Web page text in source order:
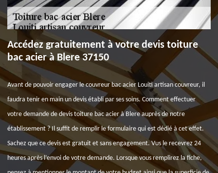
Accédez gratuitement à votre devis toiture
bac acier à Blere 37150
Avant de pouvoir engager le couvreur bac acier Louiti artisan couvreur, il
faudra tenir en main un devis établi par ses soins. Comment effectuer
votre demande de devis toiture bac acier à Blere auprès de notre
établissement ? Il suffit de remplir le formulaire qui est dédié à cet effet.
Sachez que ce devis est gratuit et sans engagement. Vus le recevrez 24
heures après l’envoi de votre demande. Lorsque vous remplirez la fiche,